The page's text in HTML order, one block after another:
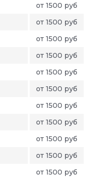
от 1500 руб
от 1500 руб
от 1500 руб
от 1500 руб
от 1500 руб
от 1500 руб
от 1500 руб
от 1500 руб
от 1500 руб
от 1500 руб
от 1500 руб